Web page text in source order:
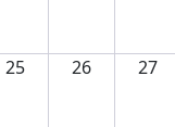
25 26 27